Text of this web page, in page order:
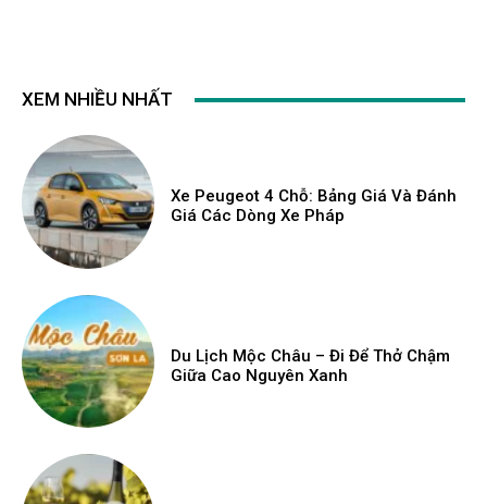
XEM NHIỀU NHẤT
Xe Peugeot 4 Chỗ: Bảng Giá Và Đánh
Giá Các Dòng Xe Pháp
Du Lịch Mộc Châu – Đi Để Thở Chậm
Giữa Cao Nguyên Xanh